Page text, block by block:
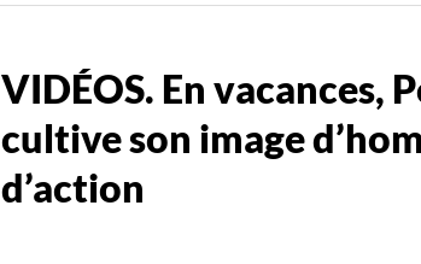
VIDÉOS. En vacances,
cultive son image
d’action